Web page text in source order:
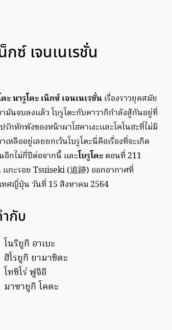
กซ์ เจนเนเรชั่น
ตะ นารูโตะ เน็กซ์ เจนเนเรชั่นเรื่องราวยุคสมัย
มันจบลงแล้ว โบรูโตะกับคาวากิกำลังสู้กันอยู่ที่
รักหักพังของหน้าผาโฮคาเงะและโคโนฮะที่ไม่มี
เหลืออยู่เลยยกเว้นโบรูโตะนี่คือเรื่องที่จะเกิด
อีกไม่กี่ปีต่อจากนี้ และโบรูโตะตอนที่ 211
แกะรอย Tsuiseki (追跡) ออกอากาศที่
ทศญี่ปุ่น วันที่ 15 สิงหาคม 2564
กับ
โนริยูกิ อาเบะ
ฮิโรยูกิ ยามาชิตะ
โทชิโร่ ฟูจิอิ
มาซายูกิ โคดะ